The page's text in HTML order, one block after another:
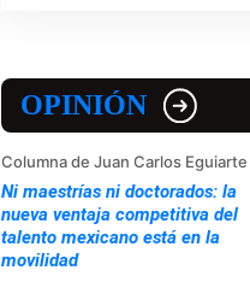
OPINIÓN
Columna de Juan Carlos Eguiarte
Ni maestrías ni doctorados: la
nueva ventaja competitiva del
talento mexicano está en la
movilidad